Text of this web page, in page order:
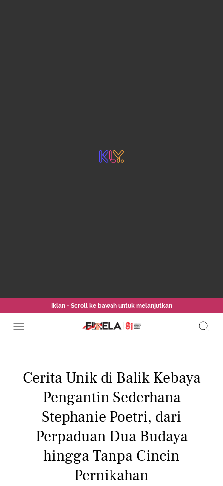
Iklan - Scroll ke bawah untuk melanjutkan
Cerita Unik di Balik Kebaya
Pengantin Sederhana
Stephanie Poetri, dari
Perpaduan Dua Budaya
hingga Tanpa Cincin
Pernikahan